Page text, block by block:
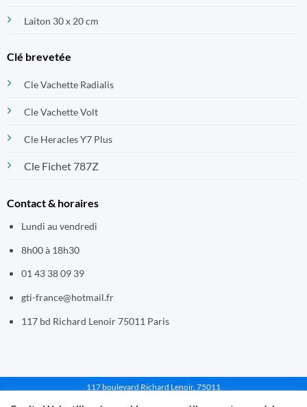
Laiton 30 x 20 cm
Clé brevetée
Cle Vachette Radialis
Cle Vachette Volt
Cle Heracles Y7 Plus
Cle Fichet 787Z
Contact & horaires
Lundi au vendredi
8h00 à 18h30
01 43 38 09 39
gti-france@hotmail.fr
117 bd Richard Lenoir 75011 Paris
117 boulevard Richard Lenoir, 75011